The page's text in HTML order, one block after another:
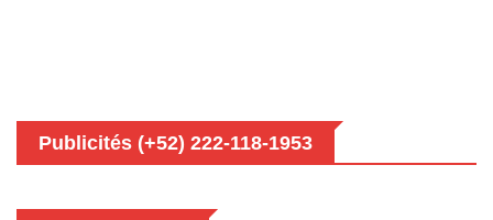
Publicités (+52) 222-118-1953